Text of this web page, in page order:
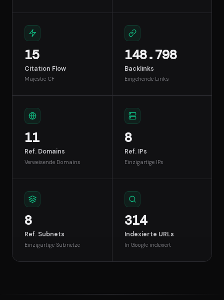
15
Citation Flow
Majestic CF
148.798
Backlinks
Eingehende Links
11
Ref. Domains
Verweisende Domains
8
Ref. IPs
Einzigartige IPs
8
Ref. Subnets
Einzigartige Subnetze
314
Indexierte URLs
In Google indexiert